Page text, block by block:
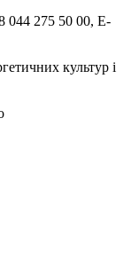
044 275 50 00, E-
культур і